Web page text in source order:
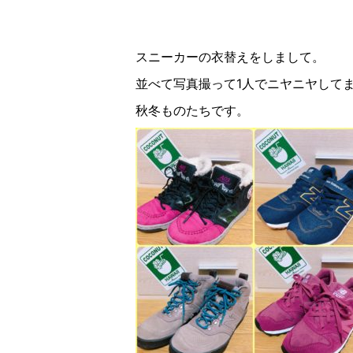
スニーカーの衣替えをしまして。
並べて写真撮って1人でニヤニヤして
秋冬ものたちです。